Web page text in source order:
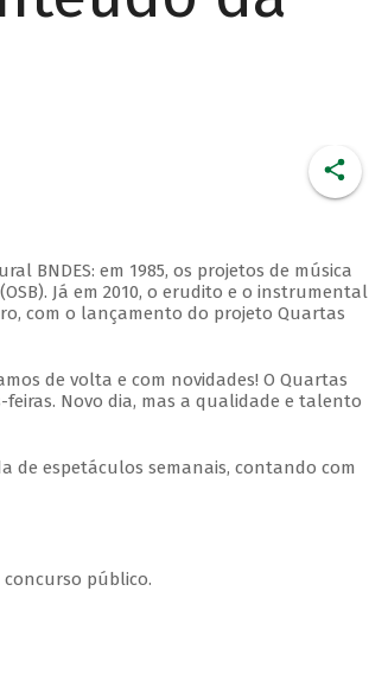
BNDES: em 1985, os projetos de música
Já em 2010, o erudito e o instrumental
com o lançamento do projeto Quartas
de volta e com novidades! O Quartas
Novo dia, mas a qualidade e talento
de espetáculos semanais, contando com
concurso público.